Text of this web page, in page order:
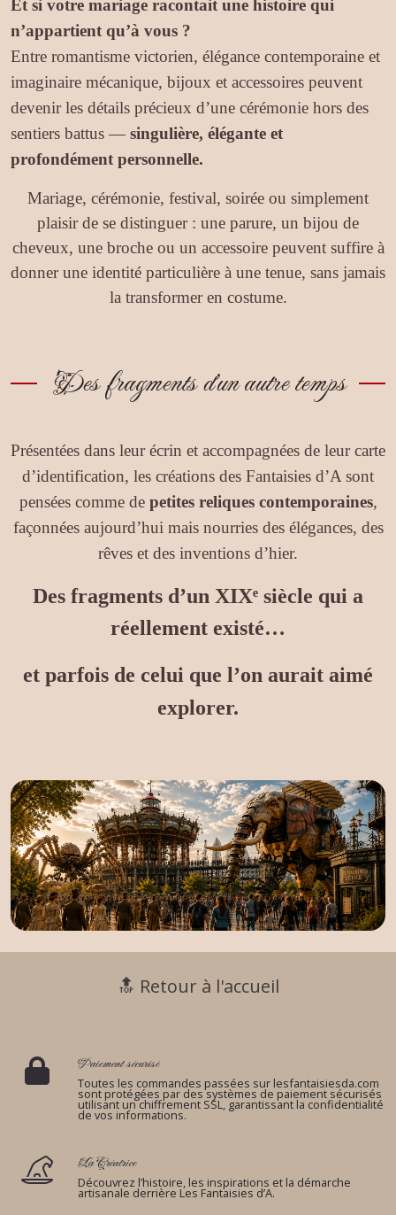
Et si votre mariage racontait une histoire qui
n’appartient qu’à vous ?
Entre romantisme victorien, élégance contemporaine et
imaginaire mécanique, bijoux et accessoires peuvent
devenir les détails précieux d’une cérémonie hors des
sentiers battus — singulière, élégante et
profondément personnelle.
Mariage, cérémonie, festival, soirée ou simplement
plaisir de se distinguer : une parure, un bijou de
cheveux, une broche ou un accessoire peuvent suffire à
donner une identité particulière à une tenue, sans jamais
la transformer en costume.
Des fragments d’un autre temps
Présentées dans leur écrin et accompagnées de leur carte
d’identification, les créations des Fantaisies d’A sont
pensées comme de petites reliques contemporaines,
façonnées aujourd’hui mais nourries des élégances, des
rêves et des inventions d’hier.
Des fragments d’un XIXᵉ siècle qui a
réellement existé…
et parfois de celui que l’on aurait aimé
explorer.
🔝 Retour à l'accueil
Paiement sécurisé
Toutes les commandes passées sur lesfantaisiesda.com
sont protégées par des systèmes de paiement sécurisés
utilisant un chiffrement SSL, garantissant la confidentialité
de vos informations.
La Créatrice
Découvrez l’histoire, les inspirations et la démarche
artisanale derrière Les Fantaisies d’A.